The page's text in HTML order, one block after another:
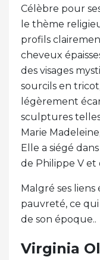
Célèbre pour
le thème
profils
cheveux
des visages
sourcils en
légèrement
sculptures
Marie
Elle a siégé
de Philippe V
Malgré ses
pauvreté, ce
de son époque..
Virginia